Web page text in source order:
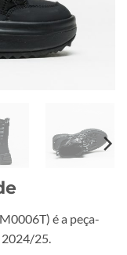
é a peça-
2024/25.